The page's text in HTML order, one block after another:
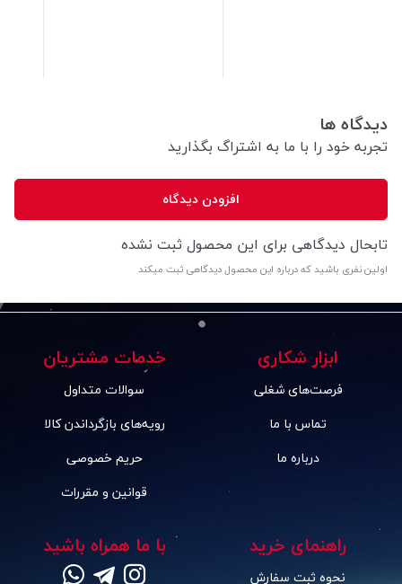
دیدگاه ها
تجربه خود را با ما به اشتراگ بگذارید
افزودن دیدگاه
تابحال دیدگاهی برای این محصول ثبت نشده
اولین نفری باشید که درباره این محصول دیدگاهی ثبت میکند
ابزار شکاری
فرصت‌های شغلی
تماس با ما
درباره ما
خدمات مشتریان
سوالات متداول
رویه‌های بازگرداندن کالا
حریم خصوصی
قوانین و مقررات
راهنمای خرید
نحوه ثبت سفارش
با ما همراه باشید